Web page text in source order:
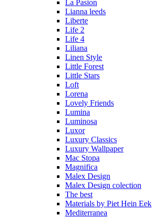
La Pasion
Lianna leeds
Liberte
Life 2
Life 4
Liliana
Linen Style
Little Forest
Little Stars
Loft
Lorena
Lovely Friends
Lumina
Luminosa
Luxor
Luxury Classics
Luxury Wallpaper
Mac Stopa
Magnifica
Malex Design
Malex Design colection
The best
Materials by Piet Hein Eek
Mediterranea